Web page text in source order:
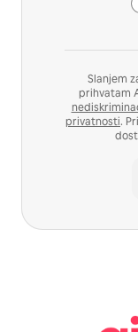
Slanjem
prihvatam
privatnosti.